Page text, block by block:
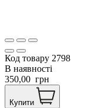
Код товару 2798
В наявності
350,00 грн
Купити